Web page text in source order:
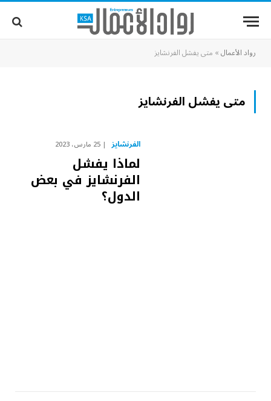
رواد الأعمال» متى يفشل الفرنشايز
متى يفشل الفرنشايز
الفرنشايز 25 مارس، 2023
لماذا يفشل
الفرنشايز في بعض
الدول؟